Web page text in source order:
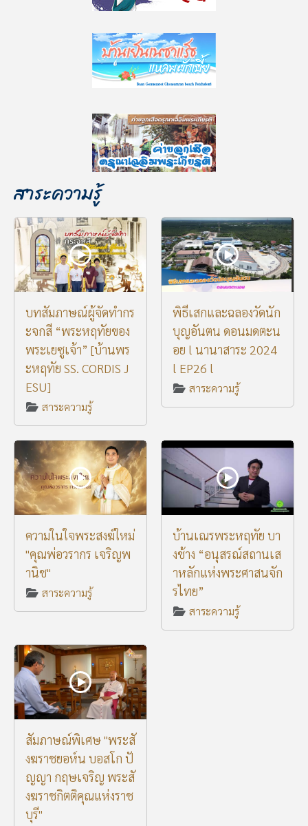
สาระความรู้
บทสัมภาษณ์ผู้จัดทำกร
ะจกสี “พระหฤทัยของ
พระเยซูเจ้า” [บ้านพร
ะหฤทัย SS. CORDIS J
ESU]
สาระความรู้
พิธีเสกและฉลองวัดนัก
บุญอันตน ดอนมดตะน
อย l นานาสาระ 2024
l EP26 l
สาระความรู้
ความในใจพระสงฆ์ใหม่
"คุณพ่อวรากร เจริญพ
านิช"
สาระความรู้
บ้านเณรพระหฤทัย บา
งช้าง “อนุสรณ์สถานเส
าหลักแห่งพระศาสนจัก
รไทย”
สาระความรู้
สัมภาษณ์พิเศษ "พระสั
งฆราชยอห์น บอสโก ปั
ญญา กฤษเจริญ พระสั
งฆราชกิตติคุณแห่งราช
บุรี"